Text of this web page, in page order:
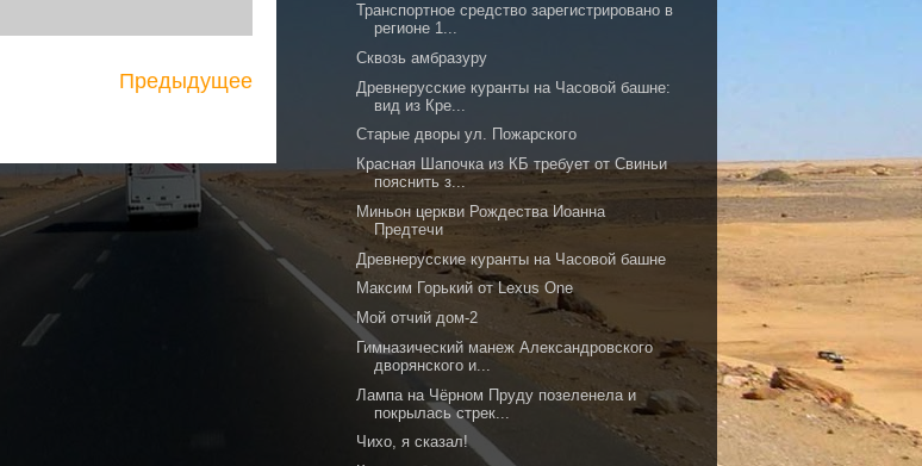
Предыдущее
Транспортное средство зарегистрировано в
регионе 1...
Сквозь амбразуру
Древнерусские куранты на Часовой башне:
вид из Кре...
Старые дворы ул. Пожарского
Красная Шапочка из КБ требует от Свиньи
пояснить з...
Миньон церкви Рождества Иоанна
Предтечи
Древнерусские куранты на Часовой башне
Максим Горький от Lexus One
Мой отчий дом-2
Гимназический манеж Александровского
дворянского и...
Лампа на Чёрном Пруду позеленела и
покрылась стрек...
Чихо, я сказал!